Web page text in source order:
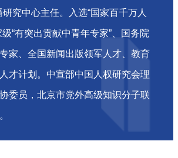
究中心主任。入选“国家百千万人
级“有突出贡献中青年专家”、国务院
家、全国新闻出版领军人才、教育
才计划。中宣部中国人权研究会理
委员，北京市党外高级知识分子联